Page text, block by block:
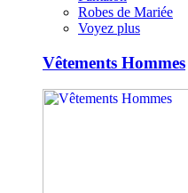
Robes de Mariée
Voyez plus
Vêtements Hommes